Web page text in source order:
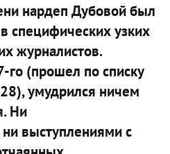
нардеп Дубовой был
специфических узких
журналистов.
го (прошел по списку
умудрился ничем
Ни
выступлениями с